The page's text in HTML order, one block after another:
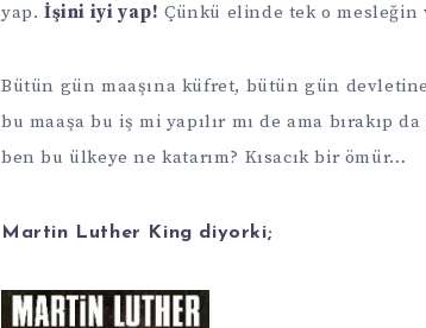
yap. İşini iyi yap! Çünkü elinde tek o
Bütün gün maaşına küfret, bütün gün
bu maaşa bu iş mi yapılır mı de ama bırakıp
ben bu ülkeye ne katarım? Kısacık bir ömür…
Martin Luther King diyorki;